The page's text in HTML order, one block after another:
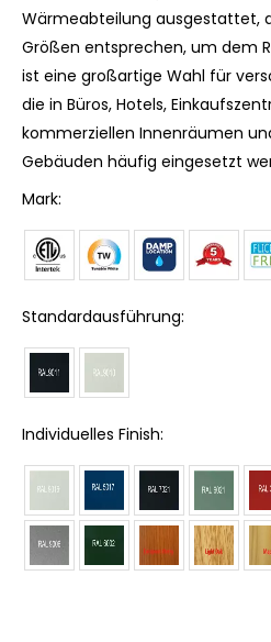
Wärmeabteilung ausgestattet,
Größen entsprechen, um dem
ist eine großartige Wahl für
die in Büros, Hotels,
kommerziellen Innenräumen
Gebäuden häufig eingesetzt
Mark:
Standardausführung:
Individuelles Finish: